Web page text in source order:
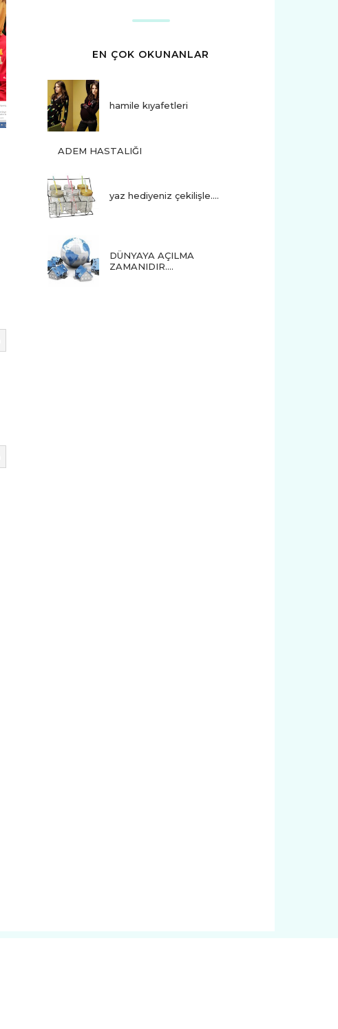
EN ÇOK OKUNANLAR
hamile kıyafetleri
ADEM HASTALIĞI
yaz hediyeniz çekilişle....
DÜNYAYA AÇILMA
ZAMANIDIR….